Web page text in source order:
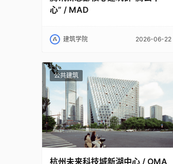
心” / MAD
建筑学院 2026-06-22
公共建筑
杭州未来科技城新湖中心 / OMA